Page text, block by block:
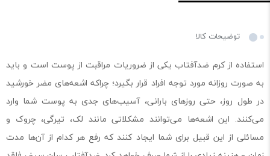
توضیحات کالا
استفاده از کرم ضدآفتاب یکی از ضروریات مراقبت از پوست است و باید
به صورت روزانه مورد توجه افراد قرار بگیرد؛ چراکه اشعه‌های مضر خورشید
در طول روز، حتی روزهای بارانی، آسیب‌های جدی به پوست شما وارد
می‌کنند. این اشعه‌ها می‌توانند مشکلاتی مانند لک، تیرگی، چروک و
مسائلی از این قبیل برای شما ایجاد کنند که رفع هر کدام از آن‌ها مدت